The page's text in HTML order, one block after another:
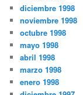
diciembre 1998
noviembre 1998
octubre 1998
mayo 1998
abril 1998
marzo 1998
enero 1998